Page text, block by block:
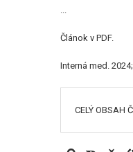
...
Článok v PDF.
Interná med.
CELÝ OBSAH